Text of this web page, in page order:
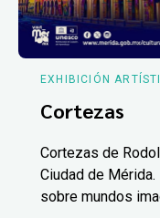
EXHIBICIÓN
Cortezas
Cortezas de
Ciudad de
sobre mundos